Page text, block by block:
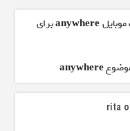
anywhereبرای
anywhere